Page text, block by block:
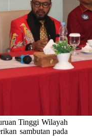
Tinggi Wilayah
sambutan pada